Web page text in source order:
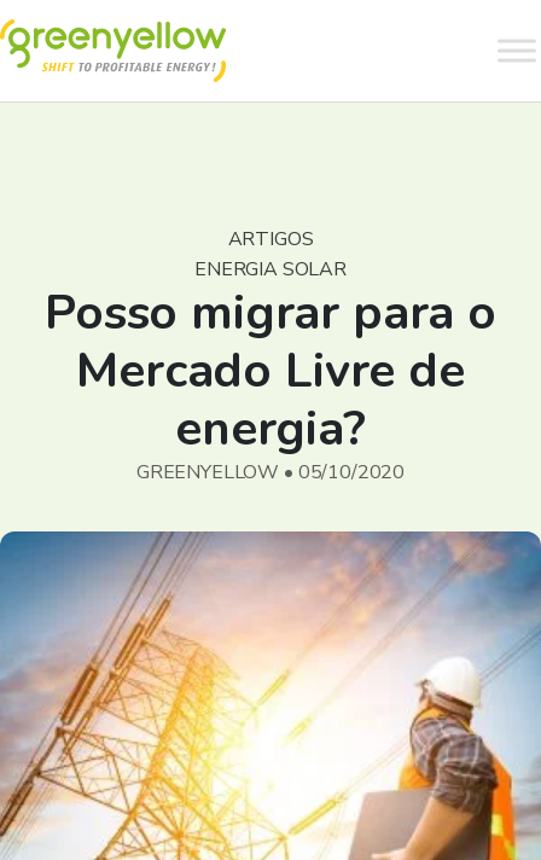
ARTIGOS
ENERGIA SOLAR
Posso migrar para o
Mercado Livre de
energia?
GREENYELLOW • 05/10/2020